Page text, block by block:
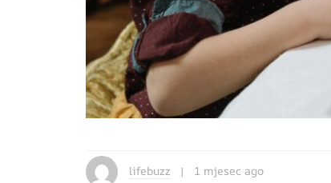
lifebuzz 1 mjesec ago